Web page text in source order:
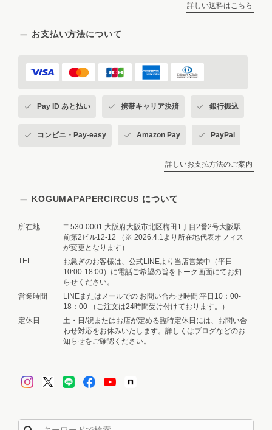
詳しい送料はこちら
お支払い方法について
Pay ID あと払い 携帯キャリア決済 銀行振込
コンビニ・Pay-easy Amazon Pay PayPal
詳しいお支払方法のご案内
KOGUMAPAPERCIRCUS について
所在地
〒530-0001 大阪府大阪市北区梅田1丁目2番2号大阪駅
前第2ビル12-12 （※ 2026.4.1より所在地代表オフィス
が変更となります）
TEL
お急ぎのお客様は、公式LINEより当店営業中（平日
10:00-18:00）に電話ご希望の旨をトーク画面にてお知
らせください。
営業時間
LINEまたはメールでの お問い合わせ時間:平日10：00-
18：00 （ご注文は24時間受け付けております。）
定休日
土・日/祝またはお店が定める臨時定休日には、お問い合
わせ対応をお休みいたします。詳しくはブログなどのお
知らせをご確認ください。